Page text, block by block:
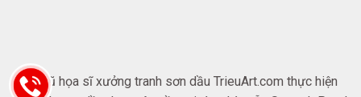
Đội ngũ họa sĩ xưởng tranh sơn dầu TrieuArt.com thực hiện